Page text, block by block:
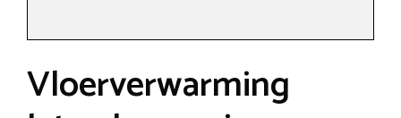
Vloerverwarming